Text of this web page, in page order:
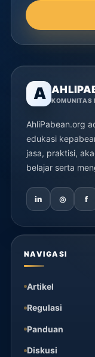
A KOMUNITAS
AhliPabean.org
edukasi
jasa, praktisi,
belajar serta
in ◎ f
NAVIGASI
Artikel
Regulasi
Panduan
Diskusi